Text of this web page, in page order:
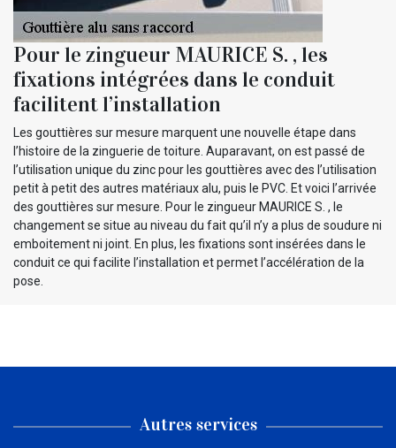
Pour le zingueur MAURICE S. , les
fixations intégrées dans le conduit
facilitent l’installation
Les gouttières sur mesure marquent une nouvelle étape dans
l’histoire de la zinguerie de toiture. Auparavant, on est passé de
l’utilisation unique du zinc pour les gouttières avec des l’utilisation
petit à petit des autres matériaux alu, puis le PVC. Et voici l’arrivée
des gouttières sur mesure. Pour le zingueur MAURICE S. , le
changement se situe au niveau du fait qu’il n’y a plus de soudure ni
emboitement ni joint. En plus, les fixations sont insérées dans le
conduit ce qui facilite l’installation et permet l’accélération de la
pose.
Autres services